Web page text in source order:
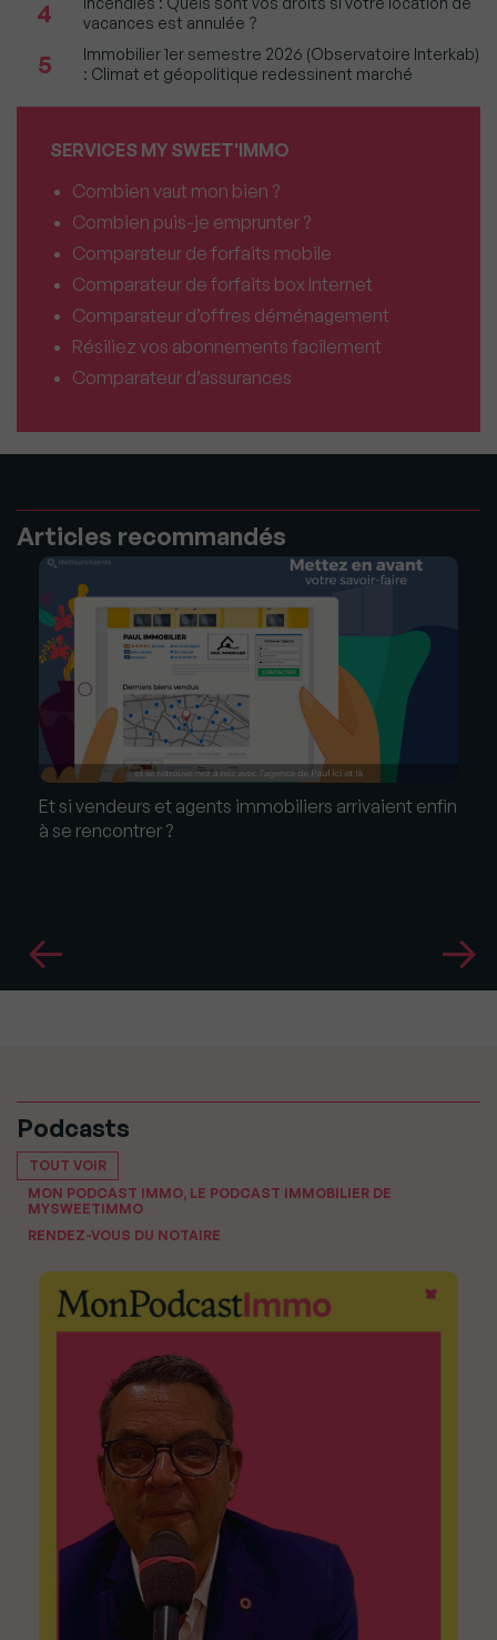
4
vacances est annulée ?
5
Immobilier 1er semestre 2026 (Observatoire Interkab)
: Climat et géopolitique redessinent marché
SERVICES MY SWEET'IMMO
Combien vaut mon bien ?
Combien puis-je emprunter ?
Comparateur de forfaits mobile
Comparateur de forfaits box Internet
Comparateur d’offres déménagement
Résiliez vos abonnements facilement
Comparateur d’assurances
Articles recommandés
Et si vendeurs et agents immobiliers arrivaient enfin
à se rencontrer ?
Podcasts
TOUT VOIR
MON PODCAST IMMO, LE PODCAST IMMOBILIER DE
MYSWEETIMMO
RENDEZ-VOUS DU NOTAIRE